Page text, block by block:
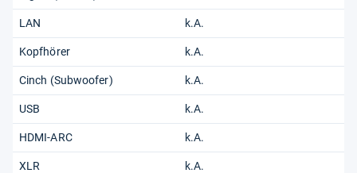
LAN k.A.
Kopfhörer k.A.
Cinch (Subwoofer) k.A.
USB k.A.
HDMI-ARC k.A.
XLR k.A.